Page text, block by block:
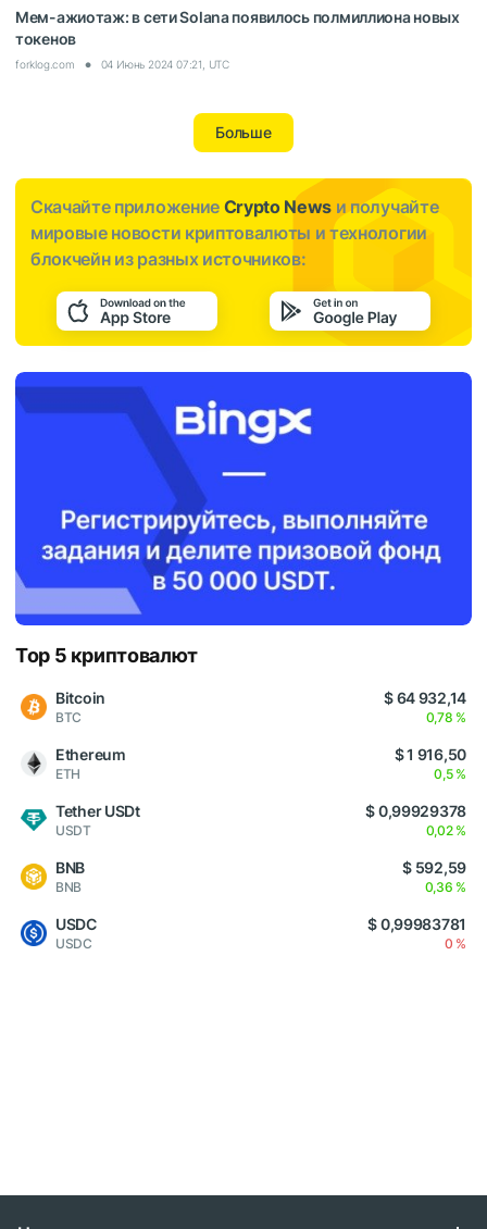
Мем-ажиотаж: в сети Solana появилось полмиллиона новых
токенов
forklog.com 04 Июнь 2024 07:21, UTC
Больше
Скачайте приложение Crypto News и получайте
мировые новости криптовалюты и технологии
блокчейн из разных источников:
Top 5 криптовалют
Bitcoin
BTC
$ 64 932,14
0,78 %
Ethereum
ETH
$ 1 916,50
0,5 %
Tether USDt
USDT
$ 0,99929378
0,02 %
BNB
BNB
$ 592,59
0,36 %
USDC
USDC
$ 0,99983781
0 %